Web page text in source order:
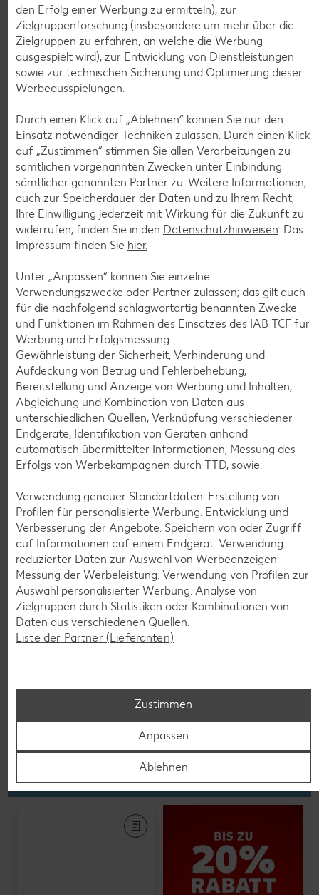
ROYAL ORANGE
-56%
0.69
1.59
Weitere Angebote anzeigen
Tiefkühlkost
Gültig vom 06.08. bis 12.08.
KNÜLLER
.
je 6 - 12 St. = 398 - 560-ml-Packg.
(1 l = 5.34 - 7.52)
nur
2.99
K-CLASSIC
Maxx XXL
je 8 St. = 800-ml-Großpackg.
(1 l = 3.74)
nur
2.99
Weitere Angebote anzeigen
Feinkost, Konserven
Gültig vom 06.08. bis 12.08.
den Erfolg einer Werbung zu ermitteln), zur
Zielgruppenforschung (insbesondere um mehr über die
Zielgruppen zu erfahren, an welche die Werbung
ausgespielt wird), zur Entwicklung von Dienstleistungen
sowie zur technischen Sicherung und Optimierung dieser
Werbeausspielungen.
Durch einen Klick auf „Ablehnen“ können Sie nur den
Einsatz notwendiger Techniken zulassen. Durch einen Klick
auf „Zustimmen“ stimmen Sie allen Verarbeitungen zu
sämtlichen vorgenannten Zwecken unter Einbindung
sämtlicher genannten Partner zu. Weitere Informationen,
auch zur Speicherdauer der Daten und zu Ihrem Recht,
Ihre Einwilligung jederzeit mit Wirkung für die Zukunft zu
widerrufen, finden Sie in den Datenschutzhinweisen. Das
Impressum finden Sie hier.
Unter „Anpassen“ können Sie einzelne
Verwendungszwecke oder Partner zulassen; das gilt auch
für die nachfolgend schlagwortartig benannten Zwecke
und Funktionen im Rahmen des Einsatzes des IAB TCF für
Werbung und Erfolgsmessung:
Gewährleistung der Sicherheit, Verhinderung und
Aufdeckung von Betrug und Fehlerbehebung,
Bereitstellung und Anzeige von Werbung und Inhalten,
Abgleichung und Kombination von Daten aus
unterschiedlichen Quellen, Verknüpfung verschiedener
Endgeräte, Identifikation von Geräten anhand
automatisch übermittelter Informationen, Messung des
Erfolgs von Werbekampagnen durch TTD, sowie:
Verwendung genauer Standortdaten. Erstellung von
Profilen für personalisierte Werbung. Entwicklung und
Verbesserung der Angebote. Speichern von oder Zugriff
auf Informationen auf einem Endgerät. Verwendung
reduzierter Daten zur Auswahl von Werbeanzeigen.
Messung der Werbeleistung. Verwendung von Profilen zur
Auswahl personalisierter Werbung. Analyse von
Zielgruppen durch Statistiken oder Kombinationen von
Daten aus verschiedenen Quellen.
Liste der Partner (Lieferanten)
Zustimmen
Anpassen
Ablehnen